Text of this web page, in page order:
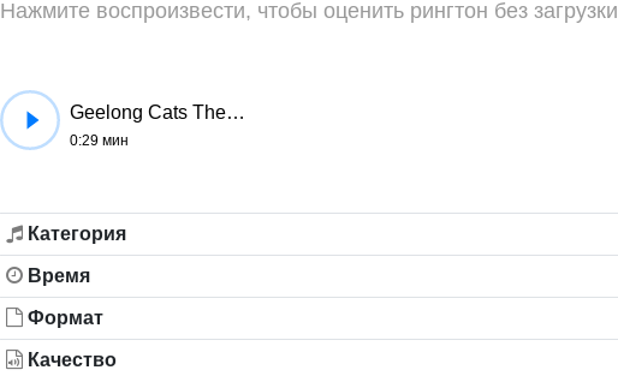
Нажмите воспроизвести, чтобы оценить рингтон без загрузки
Geelong Cats Theme
0:29 мин
Категория
Время
Формат
Качество